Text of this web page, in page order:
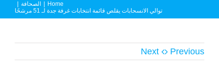
Home الصحافة
توالي الانسحابات يقلص قائمة انتخابات غرفة جدة لـ 51 مرشحًا
Previous
Next